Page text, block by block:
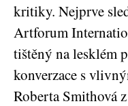
kritiky. Nejprve
Artforum
tištěný na lesklém
konverzace s
Roberta Smithová